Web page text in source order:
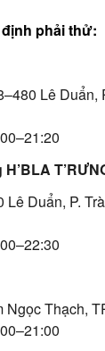
phải thử:
Lê Duẩn,
Lê Duẩn, P.
Ngọc Thạch,